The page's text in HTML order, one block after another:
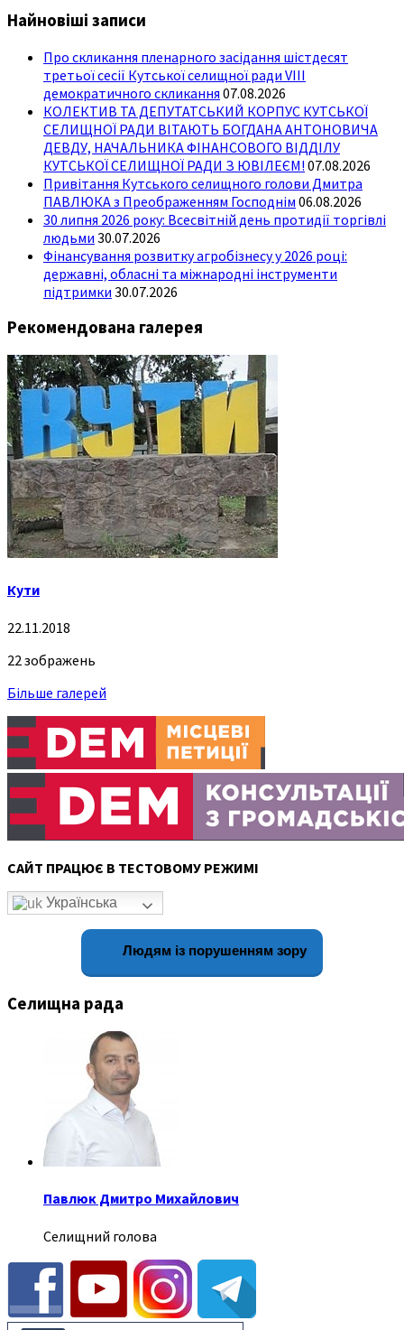
Найновіші записи
Про скликання пленарного засідання шістдесят
третьої сесії Кутської селищної ради VIII
демократичного скликання 07.08.2026
КОЛЕКТИВ ТА ДЕПУТАТСЬКИЙ КОРПУС КУТСЬКОЇ
СЕЛИЩНОЇ РАДИ ВІТАЮТЬ БОГДАНА АНТОНОВИЧА
ДЕВДУ, НАЧАЛЬНИКА ФІНАНСОВОГО ВІДДІЛУ
КУТСЬКОЇ СЕЛИЩНОЇ РАДИ З ЮВІЛЕЄМ! 07.08.2026
Привітання Кутського селищного голови Дмитра
ПАВЛЮКА з Преображенням Господнім 06.08.2026
30 липня 2026 року: Всесвітній день протидії торгівлі
людьми 30.07.2026
Фінансування розвитку агробізнесу у 2026 році:
державні, обласні та міжнародні інструменти
підтримки 30.07.2026
Рекомендована галерея
Кути
22.11.2018
22 зображень
Більше галерей
САЙТ ПРАЦЮЄ В ТЕСТОВОМУ РЕЖИМІ
Українська
Людям із порушенням зору
Селищна рада
Павлюк Дмитро Михайлович
Селищний голова